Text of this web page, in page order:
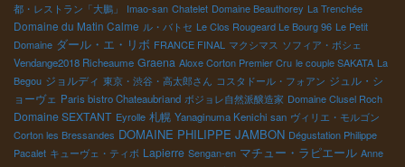
都・レストラン「大鵬」
Imao-san Chatelet Domaine Beauthorey La Trenchée
Domaine du Matin Calme ル・バトセ Le Clos Rougeard Le Bourg 96 Le Petit
Domaine ダール・エ・リボ FRANCE FINAL マクシマス ソフィア・ボシェ
Vendange2018 Richeaume Graena Aloxe Corton Premier Cru le couple SAKATA La
Begou ジョルディ 東京・渋谷・高太郎さん コスタドール・フォアン ジュル・シ
ョーヴェ Paris bistro Chateaubriand ボジョレ自然派醸造家 Domaine Clusel Roch
Domaine SEXTANT Eyrolle 札幌 Yanaginuma Kenichi san ヴィリエ・モルゴン
Corton les Bressandes DOMAINE PHILIPPE JAMBON Dégustation Philippe
Pacalet キューヴェ・ティボ Lapierre Sengan-en マチュー・ラピエール Anne